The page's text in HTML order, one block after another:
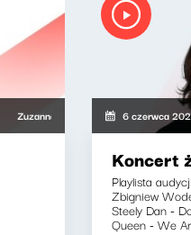
Zuzanna Iłenda, Maria Lengren6 czerwca
Koncert
Playlista
Zbigniew
Steely Dan -
Queen - We